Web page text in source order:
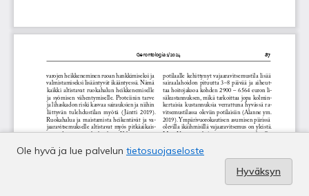
Ole hyvä ja lue palvelun tietosuojaseloste
Hyväksyn